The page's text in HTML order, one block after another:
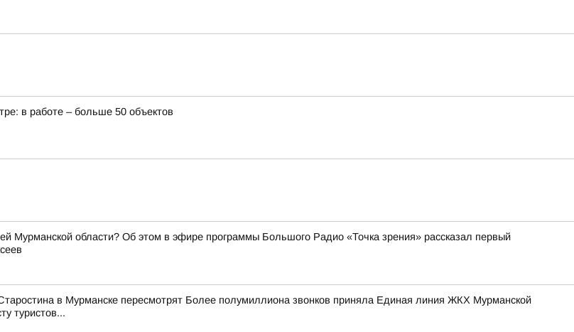
в работе – больше 50 объектов
Мурманской области? Об этом в эфире программы Большого Радио «Точка зрения» рассказал первый
в Мурманске пересмотрят Более полумиллиона звонков приняла Единая линия ЖКХ Мурманской
туристов...